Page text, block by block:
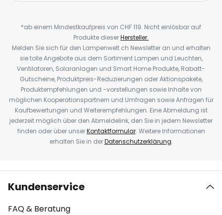
*ab einem Mindestkaufpreis von CHF 119. Nicht einlösbar auf
Produkte dieserHersteller.
Melden Sie sich für den Lampenwelt.ch Newsletter an und erhalten
sie tolle Angebote aus dem Sortiment Lampen und Leuchten,
Ventilatoren, Solaranlagen und Smart Home Produkte, Rabatt-
Gutscheine, Produktpreis-Reduzierungen oder Aktionspakete,
Produktempfehlungen und -vorstellungen sowie Inhalte von
möglichen Kooperationspartnern und Umfragen sowie Anfragen für
Kaufbewertungen und Weiterempfehlungen. Eine Abmeldung ist
jederzeit möglich über den Abmeldelink, den Sie in jedem Newsletter
finden oder über unserKontaktformular. Weitere Informationen
erhalten Sie in derDatenschutzerklärung.
Kundenservice
FAQ & Beratung